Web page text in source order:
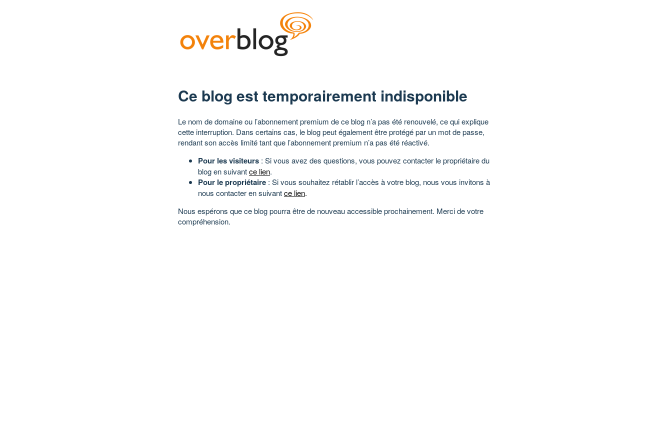
Ce blog est temporairement indisponible
Le nom de domaine ou l’abonnement premium de ce blog n’a pas été renouvelé, ce qui explique
cette interruption. Dans certains cas, le blog peut également être protégé par un mot de passe,
rendant son accès limité tant que l’abonnement premium n’a pas été réactivé.
Pour les visiteurs : Si vous avez des questions, vous pouvez contacter le propriétaire du
blog en suivantce lien.
Pour le propriétaire : Si vous souhaitez rétablir l’accès à votre blog, nous vous invitons à
nous contacter en suivantce lien.
Nous espérons que ce blog pourra être de nouveau accessible prochainement. Merci de votre
compréhension.